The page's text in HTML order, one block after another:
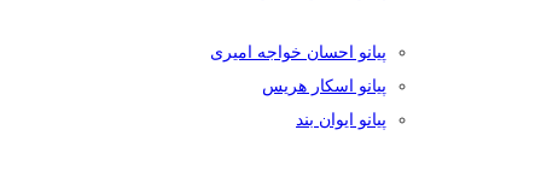
پیانو احسان خواجه امیری
پیانو اسکار هریس
پیانو ایوان بند